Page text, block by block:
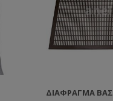
ΔΙΆΦΡΑΓΜΑ